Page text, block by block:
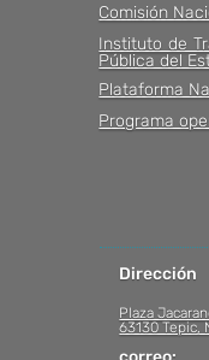
Comisión
Instituto de
Pública del
Plataforma
Programa
Dirección
Plaza
63130 Tepic,